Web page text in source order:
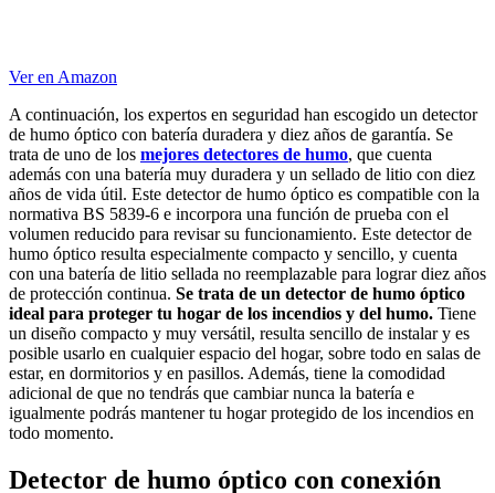
Ver en Amazon
A continuación, los expertos en seguridad han escogido un detector
de humo óptico con batería duradera y diez años de garantía. Se
trata de uno de los mejores detectores de humo, que cuenta
además con una batería muy duradera y un sellado de litio con diez
años de vida útil. Este detector de humo óptico es compatible con la
normativa BS 5839-6 e incorpora una función de prueba con el
volumen reducido para revisar su funcionamiento. Este detector de
humo óptico resulta especialmente compacto y sencillo, y cuenta
con una batería de litio sellada no reemplazable para lograr diez años
de protección continua. Se trata de un detector de humo óptico
ideal para proteger tu hogar de los incendios y del humo. Tiene
un diseño compacto y muy versátil, resulta sencillo de instalar y es
posible usarlo en cualquier espacio del hogar, sobre todo en salas de
estar, en dormitorios y en pasillos. Además, tiene la comodidad
adicional de que no tendrás que cambiar nunca la batería e
igualmente podrás mantener tu hogar protegido de los incendios en
todo momento.
Detector de humo óptico con conexión